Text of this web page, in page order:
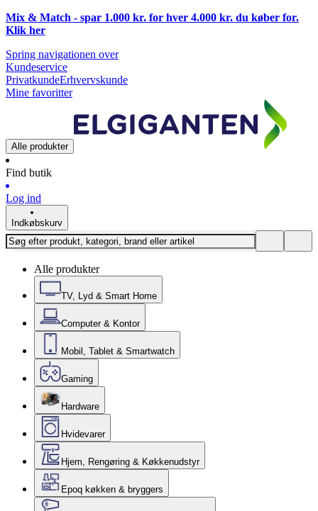
Mix & Match - spar 1.000 kr. for hver 4.000 kr. du køber for.
Klik her
Spring navigationen over
Kundeservice
PrivatkundeErhvervskunde
Mine favoritter
Alle produkter
Find butik
Log ind
Indkøbskurv
Alle produkter
TV, Lyd & Smart Home
Computer & Kontor
Mobil, Tablet & Smartwatch
Gaming
Hardware
Hvidevarer
Hjem, Rengøring & Køkkenudstyr
Epoq køkken & bryggers